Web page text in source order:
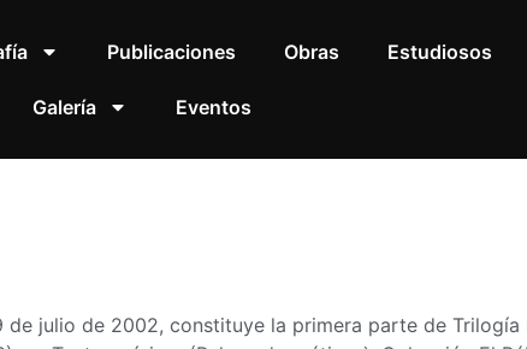
Publicaciones Obras Estudiosos
Galería Eventos
julio de 2002, constituye la primera parte de Trilogía